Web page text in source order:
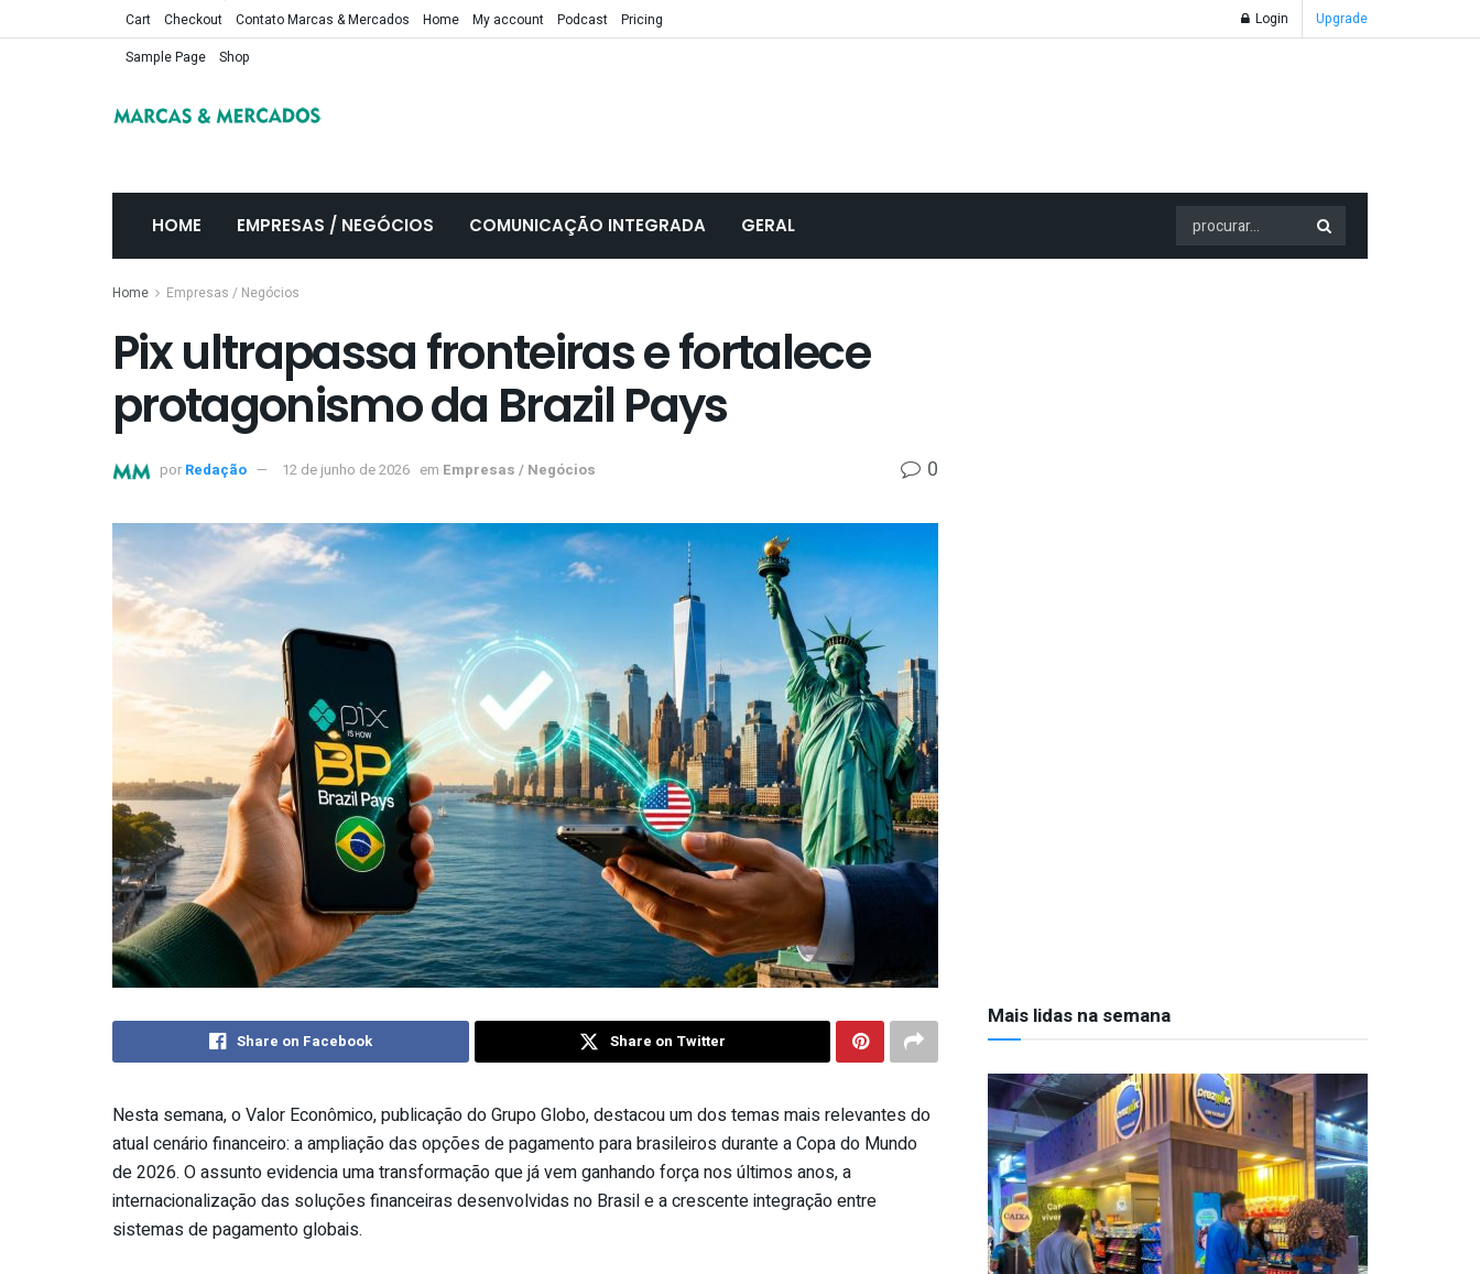
Cart Checkout Contato Marcas & Mercados Home My account Podcast
Pricing
Sample Page
Shop
Login Upgrade
HOME EMPRESAS / NEGÓCIOS COMUNICAÇÃO INTEGRADA GERAL
Home Empresas / Negócios
Pix ultrapassa fronteiras e fortalece
protagonismo da Brazil Pays
por Redação 12 de junho de 2026 em Empresas / Negócios 0
Share on Facebook Share on Twitter
Nesta semana, o Valor Econômico, publicação do Grupo Globo, destacou um dos temas mais relevantes do
atual cenário financeiro: a ampliação das opções de pagamento para brasileiros durante a Copa do Mundo
de 2026. O assunto evidencia uma transformação que já vem ganhando força nos últimos anos, a
internacionalização das soluções financeiras desenvolvidas no Brasil e a crescente integração entre
sistemas de pagamento globais.
Mais lidas na semana